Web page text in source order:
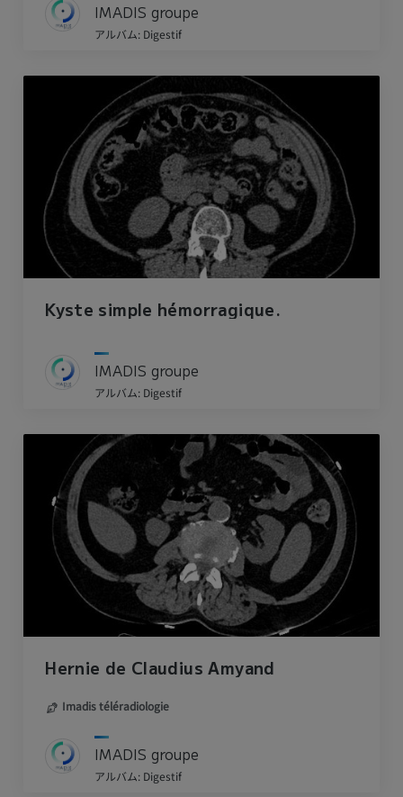
IMADIS groupe
アルバム: Digestif
Kyste simple hémorragique.
IMADIS groupe
アルバム: Digestif
Hernie de Claudius Amyand
Imadis téléradiologie
IMADIS groupe
アルバム: Digestif